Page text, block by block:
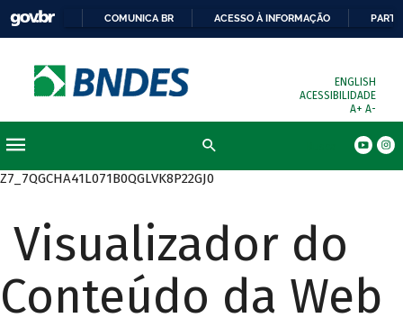
COMUNICA BR ACESSO À INFORMAÇÃO
ENGLISH
ACESSIBILIDADE
A+ A-
Z7_7QGCHA41L071B0QGLVK8P22GJ0
Visualizador do
Conteúdo da Web